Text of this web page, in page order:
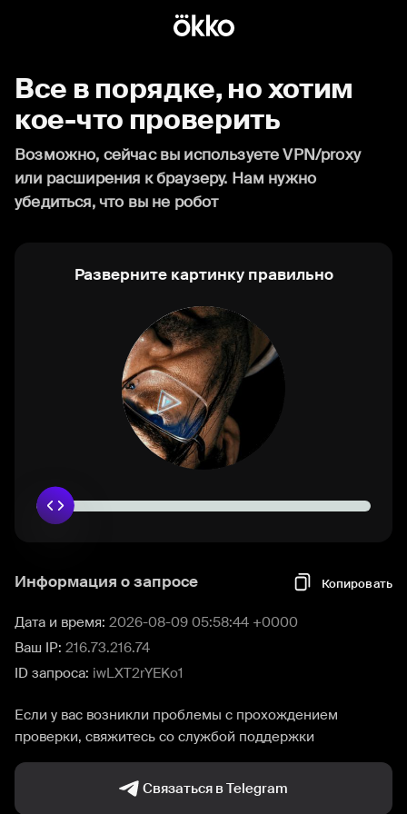
Все в порядке, но хотим
кое-что проверить
Возможно, сейчас вы используете VPN/proxy
или расширения к браузеру. Нам нужно
убедиться, что вы не робот
Разверните картинку правильно
Информация о запросе Копировать
Дата и время: 2026-08-09 05:58:44 +0000
Ваш IP: 216.73.216.74
ID запроса: iwLXT2rYEKo1
Если у вас возникли проблемы с прохождением
проверки, свяжитесь со службой поддержки
Связаться в Telegram